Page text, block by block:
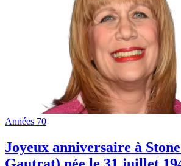
Années 70
Joyeux anniversaire à